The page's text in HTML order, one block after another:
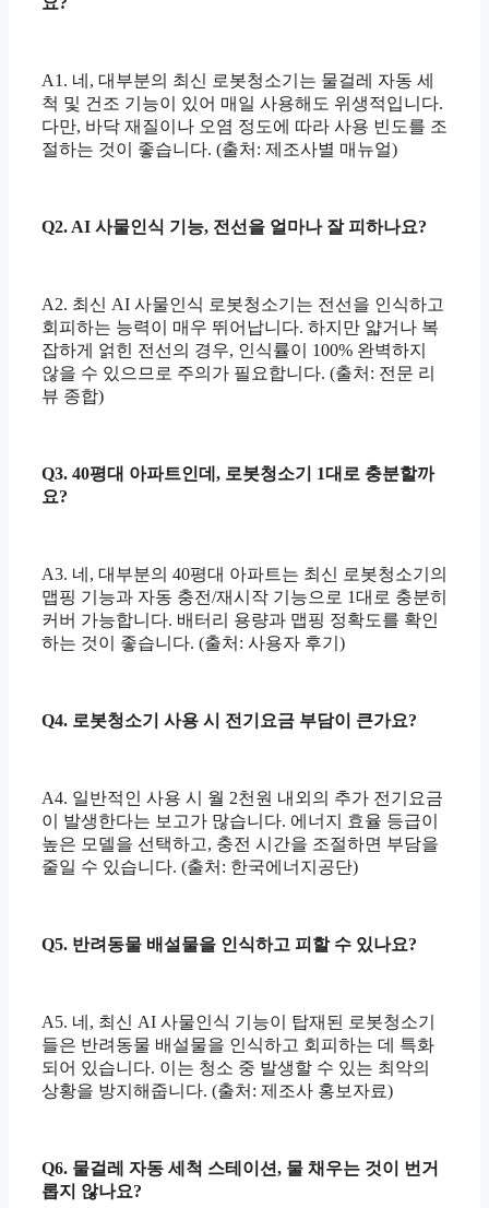
A1. 네, 대부분의 최신 로봇청소기는 물걸레 자동 세
척 및 건조 기능이 있어 매일 사용해도 위생적입니다.
다만, 바닥 재질이나 오염 정도에 따라 사용 빈도를 조
절하는 것이 좋습니다. (출처: 제조사별 매뉴얼)
Q2. AI 사물인식 기능, 전선을 얼마나 잘 피하나요?
A2. 최신 AI 사물인식 로봇청소기는 전선을 인식하고
회피하는 능력이 매우 뛰어납니다. 하지만 얇거나 복
잡하게 얽힌 전선의 경우, 인식률이 100% 완벽하지
않을 수 있으므로 주의가 필요합니다. (출처: 전문 리
뷰 종합)
Q3. 40평대 아파트인데, 로봇청소기 1대로 충분할까
요?
A3. 네, 대부분의 40평대 아파트는 최신 로봇청소기의
맵핑 기능과 자동 충전/재시작 기능으로 1대로 충분히
커버 가능합니다. 배터리 용량과 맵핑 정확도를 확인
하는 것이 좋습니다. (출처: 사용자 후기)
Q4. 로봇청소기 사용 시 전기요금 부담이 큰가요?
A4. 일반적인 사용 시 월 2천원 내외의 추가 전기요금
이 발생한다는 보고가 많습니다. 에너지 효율 등급이
높은 모델을 선택하고, 충전 시간을 조절하면 부담을
줄일 수 있습니다. (출처: 한국에너지공단)
Q5. 반려동물 배설물을 인식하고 피할 수 있나요?
A5. 네, 최신 AI 사물인식 기능이 탑재된 로봇청소기
들은 반려동물 배설물을 인식하고 회피하는 데 특화
되어 있습니다. 이는 청소 중 발생할 수 있는 최악의
상황을 방지해줍니다. (출처: 제조사 홍보자료)
Q6. 물걸레 자동 세척 스테이션, 물 채우는 것이 번거
롭지 않나요?